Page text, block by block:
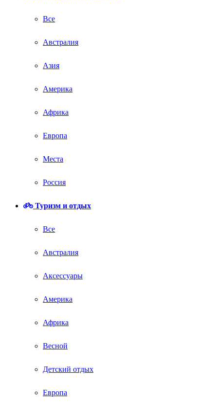
Все
Австралия
Азия
Америка
Африка
Европа
Места
Россия
Туризм и отдых
Все
Австралия
Аксессуары
Америка
Африка
Весной
Детский отдых
Европа